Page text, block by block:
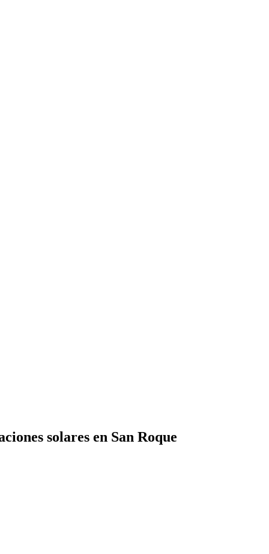
solares en San Roque